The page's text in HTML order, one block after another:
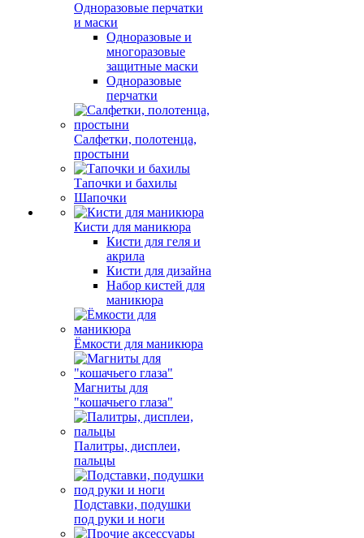
Одноразовые перчатки
и маски
Одноразовые и
многоразовые
защитные маски
Одноразовые
перчатки
Салфетки, полотенца,
простыни
Тапочки и бахилы
Шапочки
Кисти для маникюра
Кисти для геля и
акрила
Кисти для дизайна
Набор кистей для
маникюра
Ёмкости для маникюра
Магниты для
"кошачьего глаза"
Палитры, дисплеи,
пальцы
Подставки, подушки
под руки и ноги